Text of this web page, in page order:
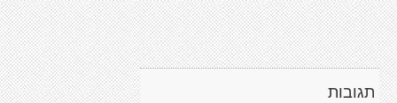
תגובות